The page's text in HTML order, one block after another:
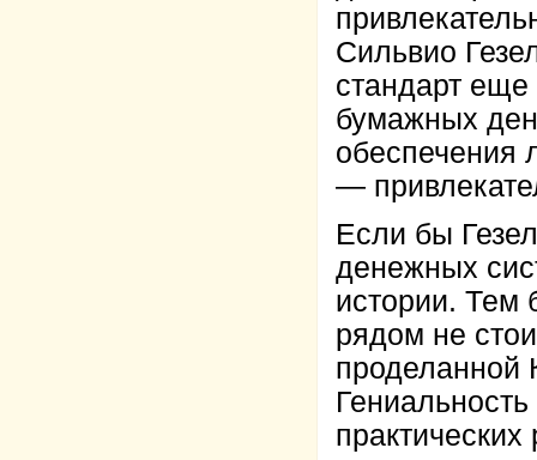
Сильвио
стандарт
бумажных
обеспечения
—
Если бы
денежных
истории. Тем
рядом не
проделанной